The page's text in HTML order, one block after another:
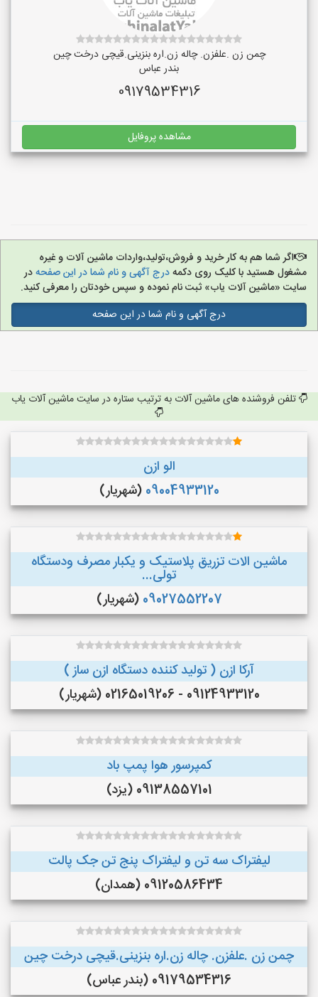
چمن زن .علفزن. چاله زن.اره بنزینی.قیچی درخت چین
بندر عباس
09179534316
مشاهده پروفایل
اگر شما هم به کار خرید و فروش،تولید،واردات ماشین آلات و غیره
مشغول هستید با کلیک روی دکمهدرج آگهی و نام شما در این صفحهدر
سایت «ماشین آلات یاب» ثبت نام نموده و سپس خودتان را معرفی کنید.
درج آگهی و نام شما در این صفحه
تلفن فروشنده های ماشین آلات به ترتیب ستاره در سایت ماشین آلات یاب
الو ازن
09004933120 (شهریار)
ماشین الات تزریق پلاستیک و یکبار مصرف ودستگاه
تولی...
09027552207 (شهریار)
آرکا ازن ( تولید کننده دستگاه ازن ساز )
09124933120 - 02165019206 (شهریار)
کمپرسور هوا پمپ باد
09138557101 (یزد)
لیفتراک سه تن و لیفتراک پنج تن جک پالت
09120586434 (همدان)
چمن زن .علفزن. چاله زن.اره بنزینی.قیچی درخت چین
09179534316 (بندر عباس)